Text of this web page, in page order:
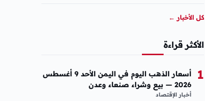
كل الأخبار ←
الأكثر قراءة
1
أسعار الذهب اليوم في اليمن الأحد 9 أغسطس
2026 — بيع وشراء صنعاء وعدن
أخبار الإقتصاد